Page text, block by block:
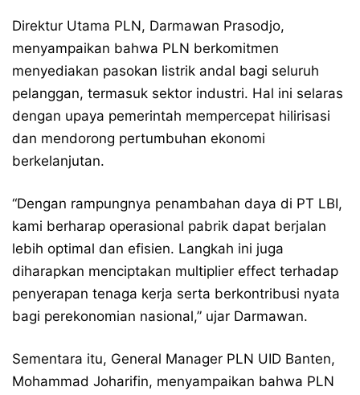
Direktur Utama PLN, Darmawan Prasodjo,
menyampaikan bahwa PLN berkomitmen
menyediakan pasokan listrik andal bagi seluruh
pelanggan, termasuk sektor industri. Hal ini selaras
dengan upaya pemerintah mempercepat hilirisasi
dan mendorong pertumbuhan ekonomi
berkelanjutan.
“Dengan rampungnya penambahan daya di PT LBI,
kami berharap operasional pabrik dapat berjalan
lebih optimal dan efisien. Langkah ini juga
diharapkan menciptakan multiplier effect terhadap
penyerapan tenaga kerja serta berkontribusi nyata
bagi perekonomian nasional,” ujar Darmawan.
Sementara itu, General Manager PLN UID Banten,
Mohammad Joharifin, menyampaikan bahwa PLN